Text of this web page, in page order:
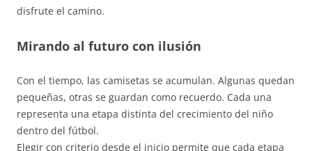
disfrute el camino.
Mirando al futuro con ilusión
Con el tiempo, las camisetas se acumulan. Algunas quedan
pequeñas, otras se guardan como recuerdo. Cada una
representa una etapa distinta del crecimiento del niño
dentro del fútbol.
Elegir con criterio desde el inicio permite que cada etapa